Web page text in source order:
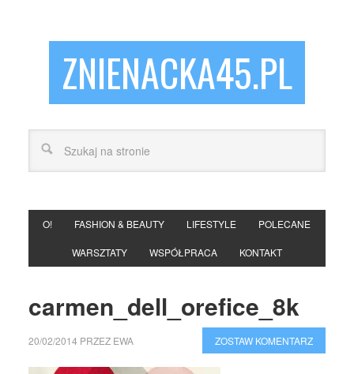
ZNIENACKA45.PL
O! FASHION & BEAUTY LIFESTYLE POLECANE
WARSZTATY WSPÓŁPRACA KONTAKT
carmen_dell_orefice_8k
20/02/2014 PRZEZ EWA ZOSTAW KOMENTARZ